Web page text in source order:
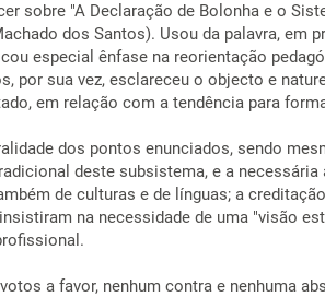
sobre "A Declaração de Bolonha e o
dos Santos). Usou da palavra, em
especial ênfase na reorientação
sua vez, esclareceu o objecto e
em relação com a tendência para
dos pontos enunciados, sendo
deste subsistema, e a
de culturas e de línguas; a
na necessidade de uma "visão
a favor, nenhum contra e nenhuma